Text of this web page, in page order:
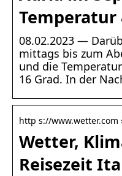
Temperatur
08.02.2023 —
mittags bis zum
und die
16 Grad. In der
http s://www.wetter.com
Wetter,
Reisezeit